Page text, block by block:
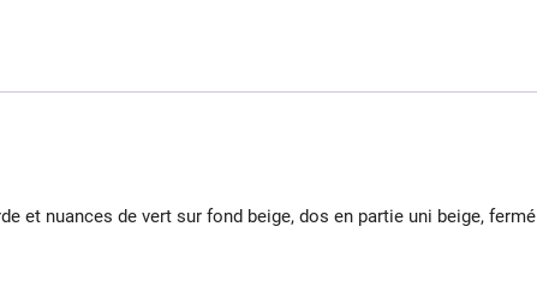
et nuances de vert sur fond beige, dos en partie uni beige, fermé